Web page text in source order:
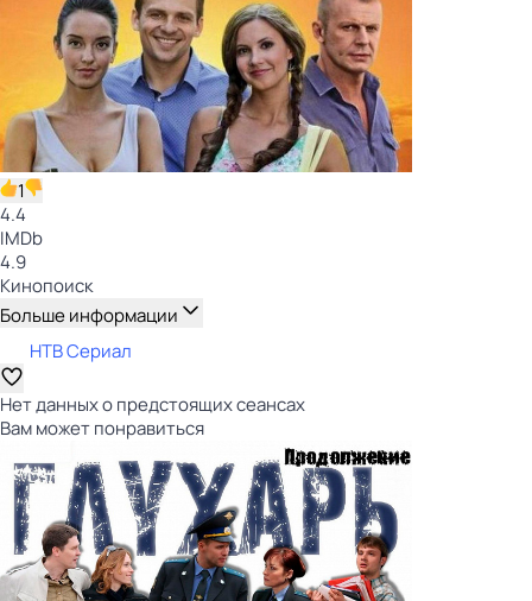
1
4.4
IMDb
4.9
Кинопоиск
Больше информации
НТВ Сериал
Нет данных о предстоящих сеансах
Вам может понравиться